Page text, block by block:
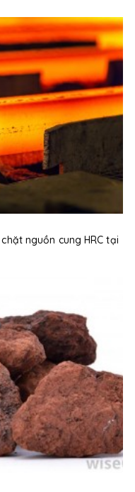
nguồn cung HRC tại